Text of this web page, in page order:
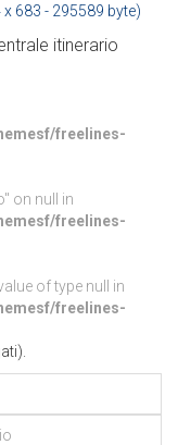
683 - 295589 byte)
itinerario
freelines-
on null in
freelines-
of type null in
freelines-